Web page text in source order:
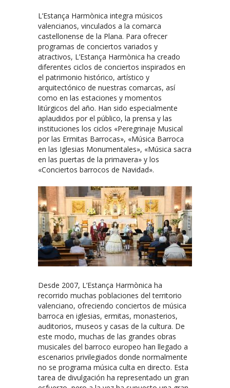
L’Estança Harmònica integra músicos
valencianos, vinculados a la comarca
castellonense de la Plana. Para ofrecer
programas de conciertos variados y
atractivos, L’Estança Harmònica ha creado
diferentes ciclos de conciertos inspirados en
el patrimonio histórico, artístico y
arquitectónico de nuestras comarcas, así
como en las estaciones y momentos
litúrgicos del año. Han sido especialmente
aplaudidos por el público, la prensa y las
instituciones los ciclos «Peregrinaje Musical
por las Ermitas Barrocas», «Música Barroca
en las Iglesias Monumentales», «Música sacra
en las puertas de la primavera» y los
«Conciertos barrocos de Navidad».
Desde 2007, L’Estança Harmònica ha
recorrido muchas poblaciones del territorio
valenciano, ofreciendo conciertos de música
barroca en iglesias, ermitas, monasterios,
auditorios, museos y casas de la cultura. De
este modo, muchas de las grandes obras
musicales del barroco europeo han llegado a
escenarios privilegiados donde normalmente
no se programa música culta en directo. Esta
tarea de divulgación ha representado un gran